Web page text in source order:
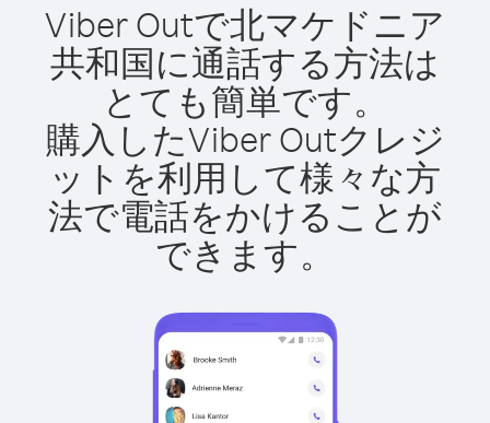
Viber Outで北マケドニア
共和国に通話する方法は
とても簡単です。
購入したViber Outクレジ
ットを利用して様々な方
法で電話をかけることが
できます。